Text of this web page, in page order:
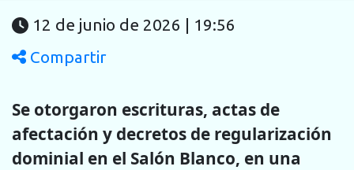
12 de junio de 2026 | 19:56
Compartir
Se otorgaron escrituras, actas de
afectación y decretos de regularización
dominial en el Salón Blanco, en una